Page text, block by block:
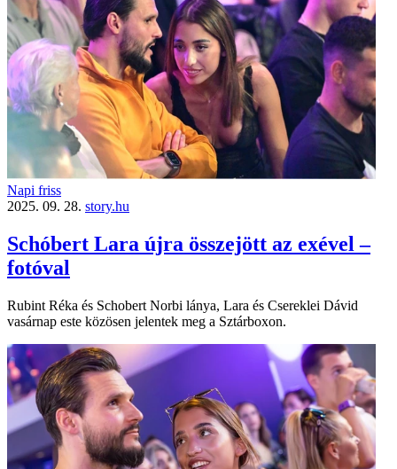
Napi friss
2025. 09. 28. story.hu
Schóbert Lara újra összejött az exével –
fotóval
Rubint Réka és Schobert Norbi lánya, Lara és Csereklei Dávid
vasárnap este közösen jelentek meg a Sztárboxon.